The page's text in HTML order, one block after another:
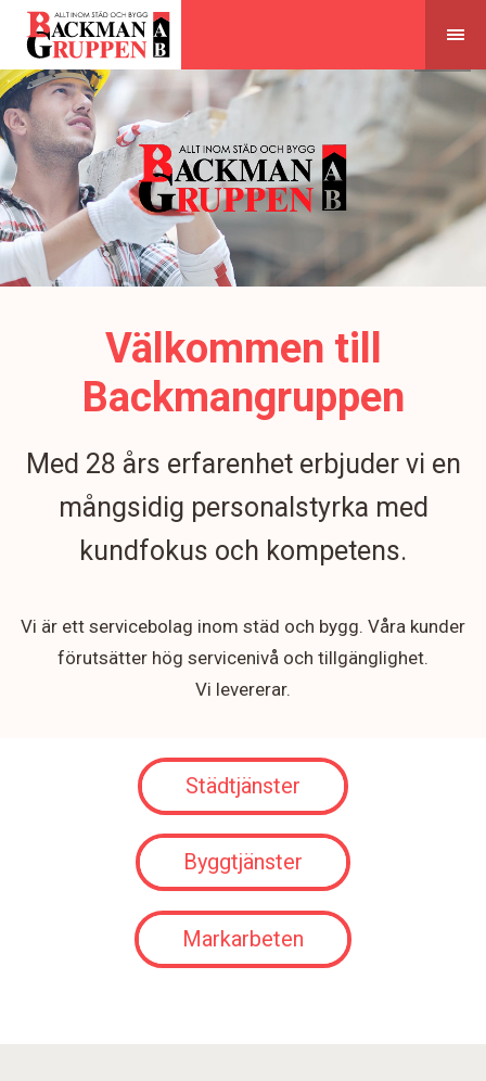
Skip
content
Välkommen till
Backmangruppen
Med 28 års erfarenhet erbjuder vi en
mångsidig personalstyrka med
kundfokus och kompetens.
Vi är ett servicebolag inom städ och bygg. Våra kunder
förutsätter hög servicenivå och tillgänglighet.
Vi levererar.
Städtjänster
Byggtjänster
Markarbeten